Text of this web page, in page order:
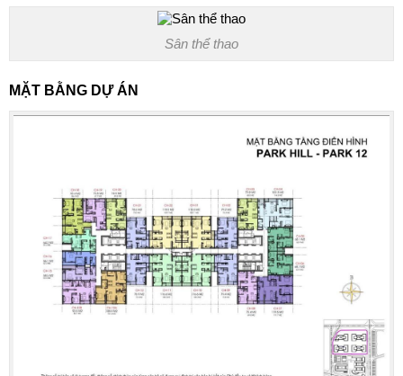
Sân thể thao
MẶT BẰNG DỰ ÁN